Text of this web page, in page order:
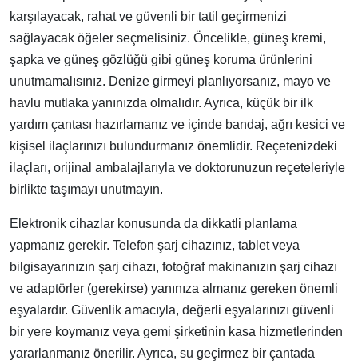
karşılayacak, rahat ve güvenli bir tatil geçirmenizi
sağlayacak öğeler seçmelisiniz. Öncelikle, güneş kremi,
şapka ve güneş gözlüğü gibi güneş koruma ürünlerini
unutmamalısınız. Denize girmeyi planlıyorsanız, mayo ve
havlu mutlaka yanınızda olmalıdır. Ayrıca, küçük bir ilk
yardım çantası hazırlamanız ve içinde bandaj, ağrı kesici ve
kişisel ilaçlarınızı bulundurmanız önemlidir. Reçetenizdeki
ilaçları, orijinal ambalajlarıyla ve doktorunuzun reçeteleriyle
birlikte taşımayı unutmayın.
Elektronik cihazlar konusunda da dikkatli planlama
yapmanız gerekir. Telefon şarj cihazınız, tablet veya
bilgisayarınızın şarj cihazı, fotoğraf makinanızın şarj cihazı
ve adaptörler (gerekirse) yanınıza almanız gereken önemli
eşyalardır. Güvenlik amacıyla, değerli eşyalarınızı güvenli
bir yere koymanız veya gemi şirketinin kasa hizmetlerinden
yararlanmanız önerilir. Ayrıca, su geçirmez bir çantada